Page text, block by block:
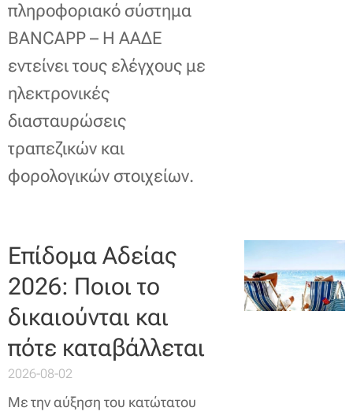
πληροφοριακό σύστημα
BANCAPP – Η ΑΑΔΕ
εντείνει τους ελέγχους με
ηλεκτρονικές
διασταυρώσεις
τραπεζικών και
φορολογικών στοιχείων.
Επίδομα Αδείας
2026: Ποιοι το
δικαιούνται και
πότε καταβάλλεται
2026-08-02
Με την αύξηση του κατώτατου